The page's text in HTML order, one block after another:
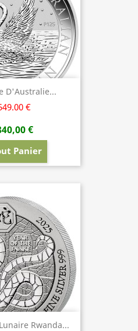
D'Australie...
€
€
Panier
Rwanda...